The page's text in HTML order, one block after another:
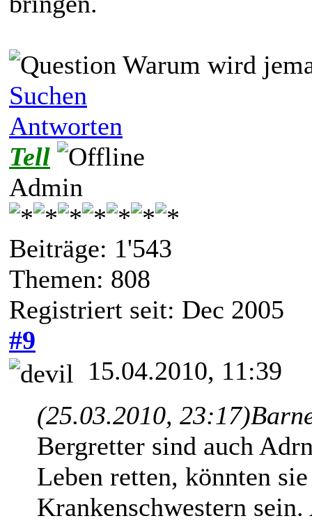
Warum wird
Suchen
Antworten
Tell
Admin
Beiträge: 1'543
Themen: 808
Registriert seit: Dec 2005
#9
15.04.2010, 11:39
(25.03.2010, 23:17)
Bergretter sind auch
Leben retten, könnten
Krankenschwestern